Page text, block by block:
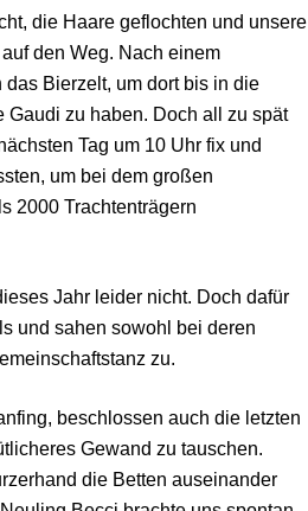
die Haare geflochten und unsere
den Weg. Nach einem
Bierzelt, um dort bis in die
Gaudi zu haben. Doch all zu spät
Tag um 10 Uhr fix und
um bei dem großen
2000 Trachtenträgern
Jahr leider nicht. Doch dafür
und sahen sowohl bei deren
zu.
beschlossen auch die letzten
Gewand zu tauschen.
die Betten auseinander